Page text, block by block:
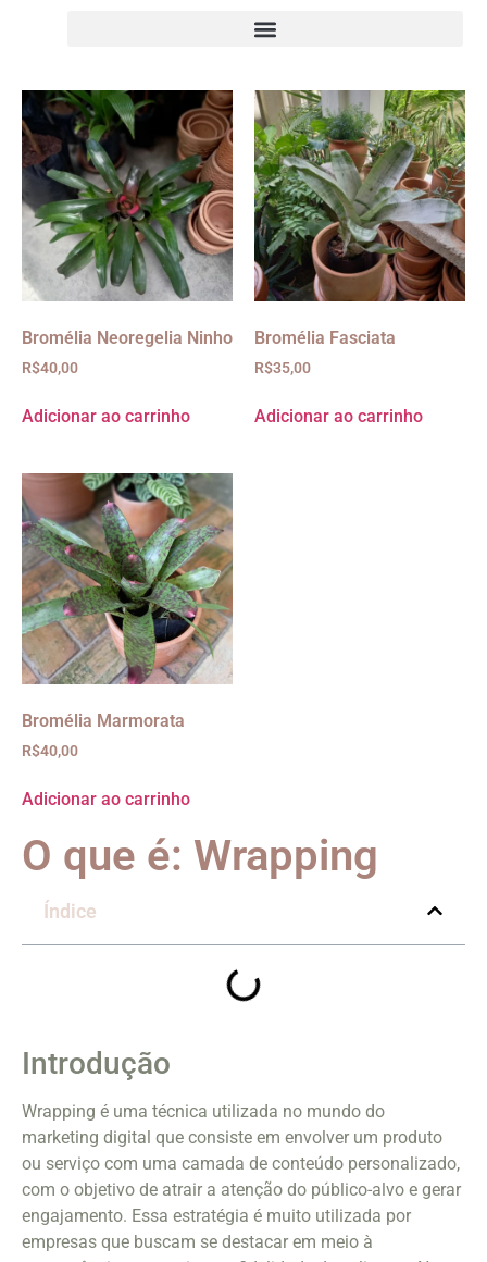
Bromélia Neoregelia Ninho
R$40,00
Adicionar ao carrinho
Bromélia Fasciata
R$35,00
Adicionar ao carrinho
Bromélia Marmorata
R$40,00
Adicionar ao carrinho
O que é: Wrapping
Índice
Introdução
Wrapping é uma técnica utilizada no mundo do
marketing digital que consiste em envolver um produto
ou serviço com uma camada de conteúdo personalizado,
com o objetivo de atrair a atenção do público-alvo e gerar
engajamento. Essa estratégia é muito utilizada por
empresas que buscam se destacar em meio à